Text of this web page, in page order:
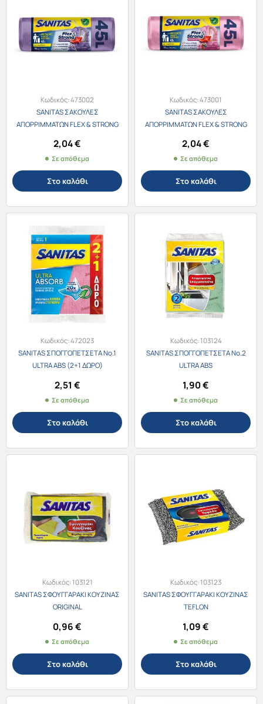
Κωδικός:473002
SANITAS ΣΑΚΟΥΛΕΣ
ΑΠΟΡΡΙΜΜΑΤΩΝ FLEX & STRONG
LEVANDER 10τεμ.
2,04€
Σε απόθεμα
Στο καλάθι
Κωδικός:473001
SANITAS ΣΑΚΟΥΛΕΣ
ΑΠΟΡΡΙΜΜΑΤΩΝ FLEX & STRONG
& BERRY 10τεμ.
2,04€
Σε απόθεμα
Στο καλάθι
Κωδικός:472023
SANITAS ΣΠΟΓΓΟΠΕΤΣΕΤΑ No.1
ULTRA ABS (2+1 ΔΩΡΟ)
2,51 €
Σε απόθεμα
Στο καλάθι
Κωδικός:103124
SANITAS ΣΠΟΓΓΟΠΕΤΣΕΤΑ No.2
ULTRA ABS
1,90€
Σε απόθεμα
Στο καλάθι
Κωδικός:103121
SANITAS ΣΦΟΥΓΓΑΡAKI ΚΟΥΖΙΝΑΣ
ORIGINAL
0,96€
Σε απόθεμα
Στο καλάθι
Κωδικός:103123
SANITAS ΣΦΟΥΓΓΑΡAKI ΚΟΥΖΙΝΑΣ
TEFLON
1,09€
Σε απόθεμα
Στο καλάθι